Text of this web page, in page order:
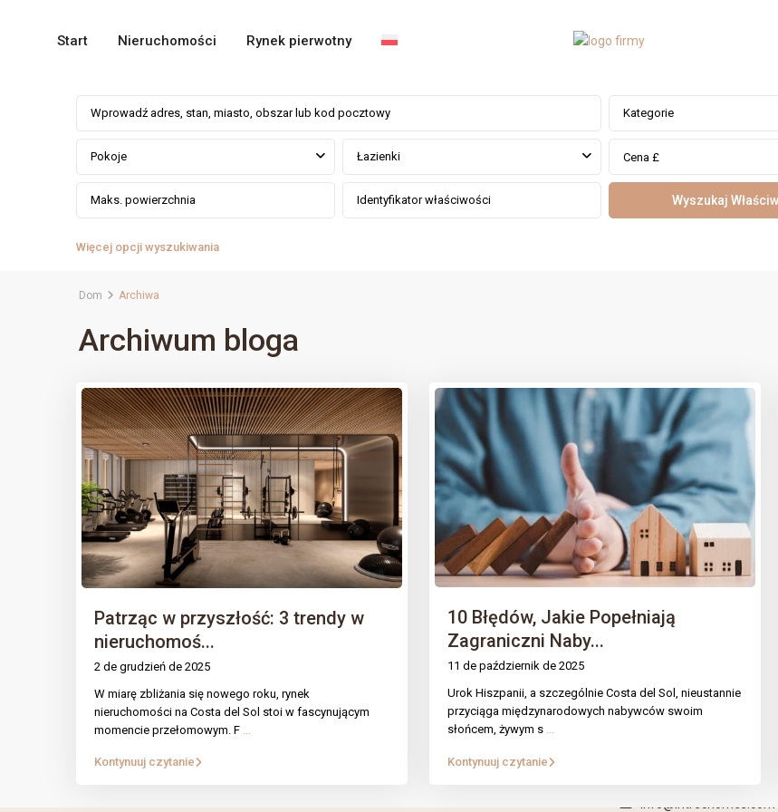
Start Nieruchomości Rynek pierwotny
Kategorie
Pokoje Łazienki Cena £
Więcej opcji wyszukiwania
Dom Archiwa
Archiwum bloga
Patrząc w przyszłość: 3 trendy w
nieruchomoś...
2 de grudzień de 2025
W miarę zbliżania się nowego roku, rynek
nieruchomości na Costa del Sol stoi w fascynującym
momencie przełomowym. F ...
Kontynuuj czytanie
10 Błędów, Jakie Popełniają
Zagraniczni Naby...
11 de październik de 2025
Urok Hiszpanii, a szczególnie Costa del Sol, nieustannie
przyciąga międzynarodowych nabywców swoim
słońcem, żywym s ...
Kontynuuj czytanie
IntRec Homesłączy świat nieruchomości
z przedsiębiorczością. Kupujemy,
nieruchomości oraz startupy, tworząc
STRONY KONTAKT